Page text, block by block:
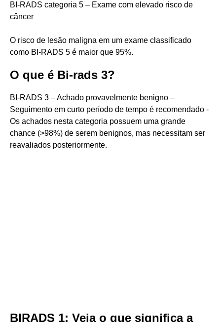
BI-RADS categoria 5 – Exame com elevado risco de
câncer
O risco de lesão maligna em um exame classificado
como BI-RADS 5 é maior que 95%.
O que é Bi-rads 3?
BI-RADS 3 – Achado provavelmente benigno –
Seguimento em curto período de tempo é recomendado -
Os achados nesta categoria possuem uma grande
chance (>98%) de serem benignos, mas necessitam ser
reavaliados posteriormente.
BIRADS 1: Veja o que significa a